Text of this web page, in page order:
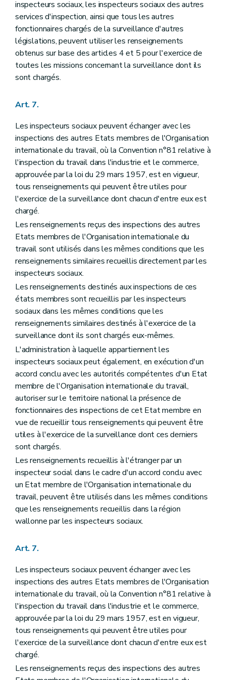
inspecteurs sociaux, les inspecteurs sociaux des autres
services d'inspection, ainsi que tous les autres
fonctionnaires chargés de la surveillance d'autres
législations, peuvent utiliser les renseignements
obtenus sur base des articles 4 et 5 pour l'exercice de
toutes les missions concernant la surveillance dont ils
sont chargés.
Art. 7.
Les inspecteurs sociaux peuvent échanger avec les
inspections des autres Etats membres de l'Organisation
internationale du travail, où la Convention n°81 relative à
l'inspection du travail dans l'industrie et le commerce,
approuvée par la loi du 29 mars 1957, est en vigueur,
tous renseignements qui peuvent être utiles pour
l'exercice de la surveillance dont chacun d'entre eux est
chargé.
Les renseignements reçus des inspections des autres
Etats membres de l'Organisation internationale du
travail sont utilisés dans les mêmes conditions que les
renseignements similaires recueillis directement par les
inspecteurs sociaux.
Les renseignements destinés aux inspections de ces
états membres sont recueillis par les inspecteurs
sociaux dans les mêmes conditions que les
renseignements similaires destinés à l'exercice de la
surveillance dont ils sont chargés eux-mêmes.
L'administration à laquelle appartiennent les
inspecteurs sociaux peut également, en exécution d'un
accord conclu avec les autorités compétentes d'un Etat
membre de l'Organisation internationale du travail,
autoriser sur le territoire national la présence de
fonctionnaires des inspections de cet Etat membre en
vue de recueillir tous renseignements qui peuvent être
utiles à l'exercice de la surveillance dont ces derniers
sont chargés.
Les renseignements recueillis à l'étranger par un
inspecteur social dans le cadre d'un accord conclu avec
un Etat membre de l'Organisation internationale du
travail, peuvent être utilisés dans les mêmes conditions
que les renseignements recueillis dans la région
wallonne par les inspecteurs sociaux.
Art. 7.
Les inspecteurs sociaux peuvent échanger avec les
inspections des autres Etats membres de l'Organisation
internationale du travail, où la Convention n°81 relative à
l'inspection du travail dans l'industrie et le commerce,
approuvée par la loi du 29 mars 1957, est en vigueur,
tous renseignements qui peuvent être utiles pour
l'exercice de la surveillance dont chacun d'entre eux est
chargé.
Les renseignements reçus des inspections des autres